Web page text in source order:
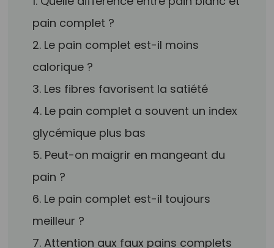
pain complet ?
2. Le pain complet est-il moins
calorique ?
3. Les fibres favorisent la satiété
4. Le pain complet a souvent un index
glycémique plus bas
5. Peut-on maigrir en mangeant du
pain ?
6. Le pain complet est-il toujours
meilleur ?
7. Attention aux faux pains complets